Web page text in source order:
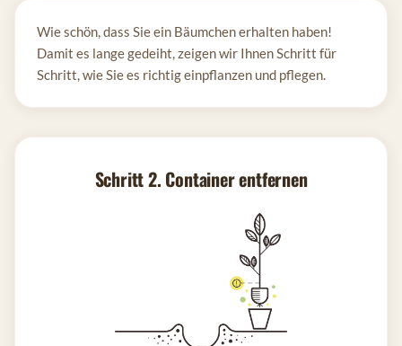
Wie schön, dass Sie ein Bäumchen erhalten haben!
Damit es lange gedeiht, zeigen wir Ihnen Schritt für
Schritt, wie Sie es richtig einpflanzen und pflegen.
Schritt 2. Container entfernen